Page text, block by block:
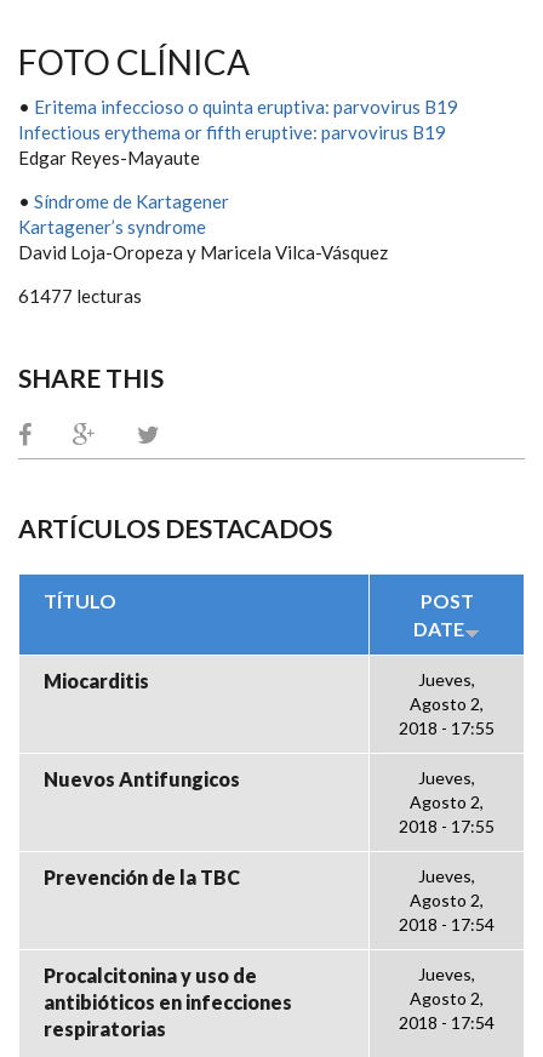
FOTO CLÍNICA
• Eritema infeccioso o quinta eruptiva: parvovirus B19
Infectious erythema or fifth eruptive: parvovirus B19
Edgar Reyes-Mayaute
• Síndrome de Kartagener
Kartagener’s syndrome
David Loja-Oropeza y Maricela Vilca-Vásquez
61477 lecturas
SHARE THIS
ARTÍCULOS DESTACADOS
TÍTULO
POST
DATE
Miocarditis
Jueves,
Agosto 2,
2018 - 17:55
Nuevos Antifungicos
Jueves,
Agosto 2,
2018 - 17:55
Prevención de la TBC
Jueves,
Agosto 2,
2018 - 17:54
Procalcitonina y uso de
antibióticos en infecciones
respiratorias
Jueves,
Agosto 2,
2018 - 17:54